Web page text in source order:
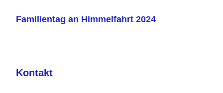
Familientag an Himmelfahrt 2024
Kontakt